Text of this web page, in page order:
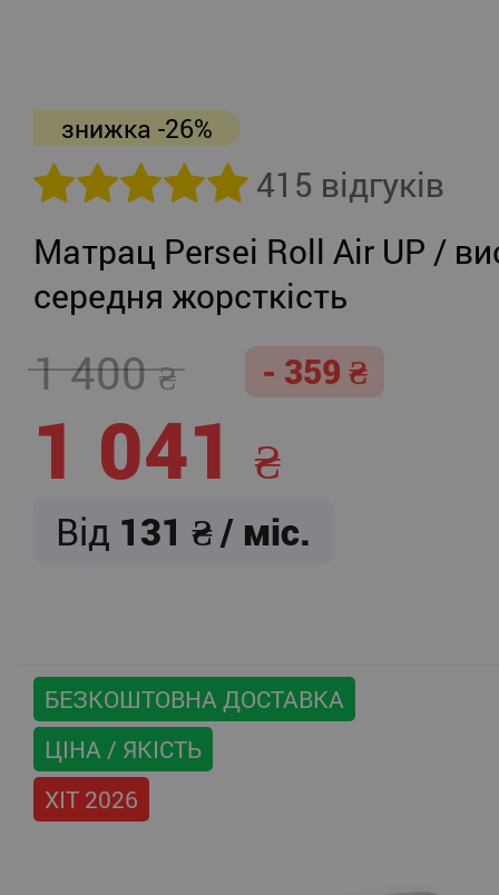
знижка -26%
415 відгуків
Матрац Persei Roll Air UP /
середня жорсткість
1 400 - 359
1 041
Від 131 / міс.
БЕЗКОШТОВНА ДОСТАВКА
ЦІНА / ЯКІСТЬ
ХІТ 2026